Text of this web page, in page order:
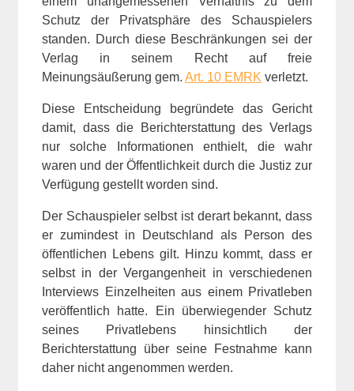
Schutz der Privatsphäre des Schauspielers
standen. Durch diese Beschränkungen sei der
Verlag in seinem Recht auf freie
Meinungsäußerung gem. Art. 10 EMRK verletzt.
Diese Entscheidung begründete das Gericht
damit, dass die Berichterstattung des Verlags
nur solche Informationen enthielt, die wahr
waren und der Öffentlichkeit durch die Justiz zur
Verfügung gestellt worden sind.
Der Schauspieler selbst ist derart bekannt, dass
er zumindest in Deutschland als Person des
öffentlichen Lebens gilt. Hinzu kommt, dass er
selbst in der Vergangenheit in verschiedenen
Interviews Einzelheiten aus einem Privatleben
veröffentlich hatte. Ein überwiegender Schutz
seines Privatlebens hinsichtlich der
Berichterstattung über seine Festnahme kann
daher nicht angenommen werden.